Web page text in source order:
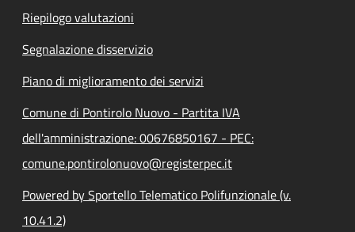
Riepilogo valutazioni
Segnalazione disservizio
Piano di miglioramento dei servizi
Comune di Pontirolo Nuovo - Partita IVA
dell'amministrazione: 00676850167 - PEC:
comune.pontirolonuovo@registerpec.it
Powered by Sportello Telematico Polifunzionale (v.
10.41.2)